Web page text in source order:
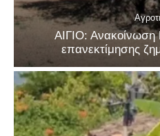
ΑΙΓΙΟ:
επανεκτίμησης